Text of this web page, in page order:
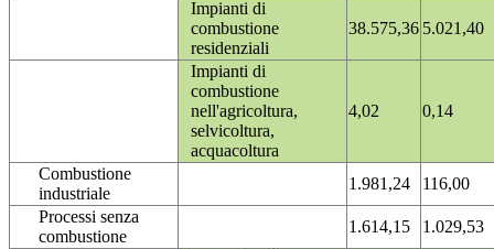
Impianti di
combustione
residenziali
38.575,36 5.021,40
Impianti di
combustione
nell'agricoltura,
selvicoltura,
acquacoltura
4,02 0,14
Combustione
industriale
1.981,24
116,00
Processi senza
combustione
1.614,15
1.029,53